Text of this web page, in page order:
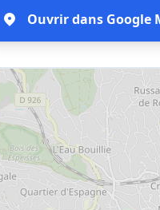
Ouvrir dans Google